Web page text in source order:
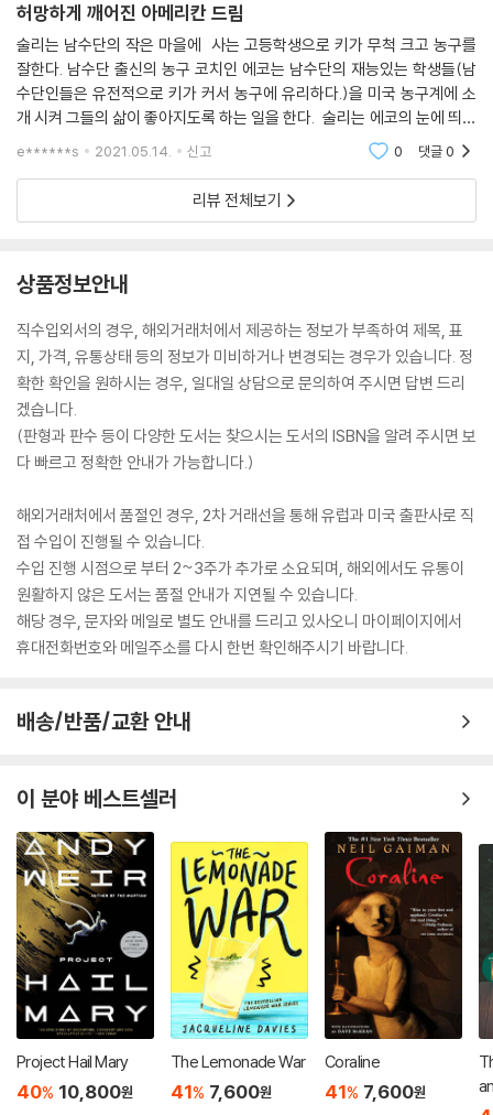
허망하게 깨어진 아메리칸 드림
술리는 남수단의 작은 마을에 사는 고등학생으로 키가 무척 크고 농구를
잘한다. 남수단 출신의 농구 코치인 에코는 남수단의 재능있는 학생들(남
수단인들은 유전적으로 키가 커서 농구에 유리하다.)을 미국 농구계에 소
개 시켜 그들의 삶이 좋아지도록 하는 일을 한다. 술리는 에코의 눈에 띄어
미국의 여러 지역을 돌며 시범 경기를 하며 미국으로 진출할 기회를 기회
e******s 2021.05.14. 신고 0 댓글0
리뷰 전체보기
상품정보안내
직수입외서의 경우, 해외거래처에서 제공하는 정보가 부족하여 제목, 표
지, 가격, 유통상태 등의 정보가 미비하거나 변경되는 경우가 있습니다. 정
확한 확인을 원하시는 경우, 일대일 상담으로 문의하여 주시면 답변 드리
겠습니다.
(판형과 판수 등이 다양한 도서는 찾으시는 도서의 ISBN을 알려 주시면 보
다 빠르고 정확한 안내가 가능합니다.)
해외거래처에서 품절인 경우, 2차 거래선을 통해 유럽과 미국 출판사로 직
접 수입이 진행될 수 있습니다.
수입 진행 시점으로 부터 2~3주가 추가로 소요되며, 해외에서도 유통이
원활하지 않은 도서는 품절 안내가 지연될 수 있습니다.
해당 경우, 문자와 메일로 별도 안내를 드리고 있사오니 마이페이지에서
휴대전화번호와 메일주소를 다시 한번 확인해주시기 바랍니다.
배송/반품/교환 안내
이 분야 베스트셀러
Project Hail Mary
40% 10,800원
The Lemonade War
41% 7,600원
Coraline
41% 7,600원
an : 2013 뉴
작